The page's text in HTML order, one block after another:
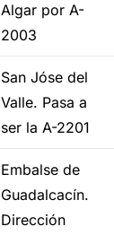
Algar por A-
2003
San Jóse del
Valle. Pasa a
ser la A-2201
Embalse de
Guadalcacín.
Dirección